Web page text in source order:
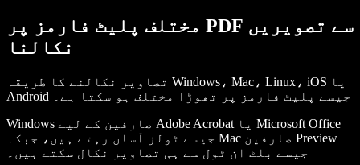
مختلف پلیٹ فارمز پر PDF سے تصویریں
نکالنا
تصاویر نکالنے کا طریقہ Windows، Mac، Linux، iOS یا
Android جیسے پلیٹ فارمز پر تھوڑا مختلف ہو سکتا ہے۔
Windows صارفین کے لیے Adobe Acrobat یا Microsoft Office
جیسے ٹولز آسان رہتے ہیں، جبکہ Mac صارفین Preview
جیسے بلٹ ان ٹول سے ہی تصاویر نکال سکتے ہیں۔